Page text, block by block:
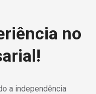
no
a independência